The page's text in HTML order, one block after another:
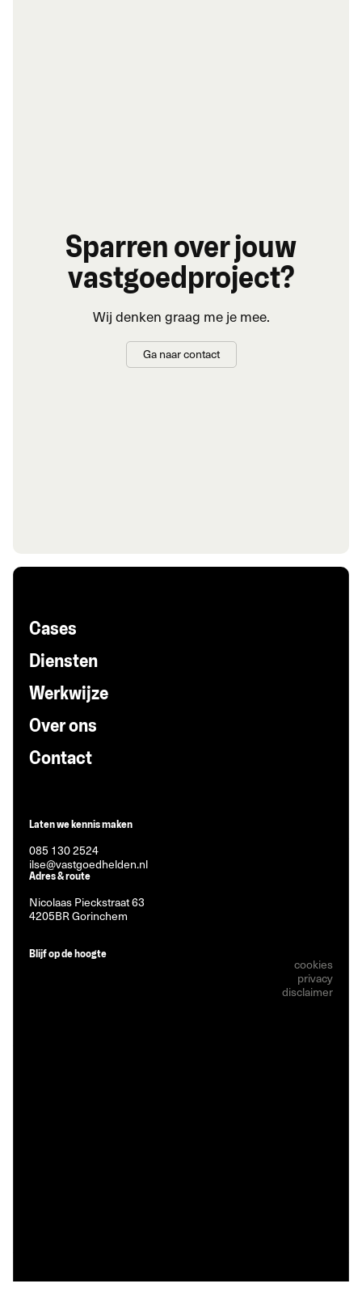
Sparren over jouw
vastgoedproject?
Wij denken graag me je mee.
Ga naar contact
Cases
Diensten
Werkwijze
Over ons
Contact
Laten we kennis maken
085 130 2524
ilse@vastgoedhelden.nl
Adres & route
Nicolaas Pieckstraat 63
4205BR Gorinchem
Blijf op de hoogte
cookies
privacy
disclaimer